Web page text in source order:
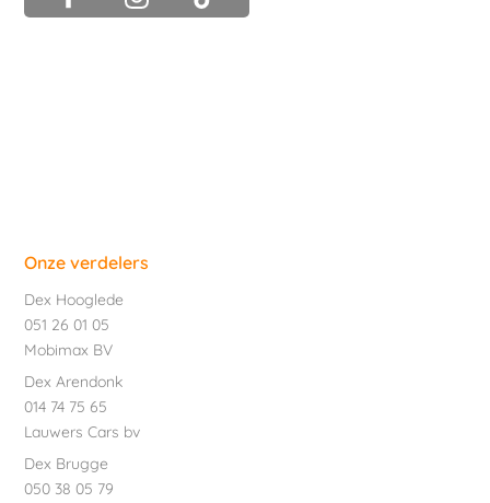
Onze verdelers
Dex Hooglede
051 26 01 05
Mobimax BV
Dex Arendonk
014 74 75 65
Lauwers Cars bv
Dex Brugge
050 38 05 79